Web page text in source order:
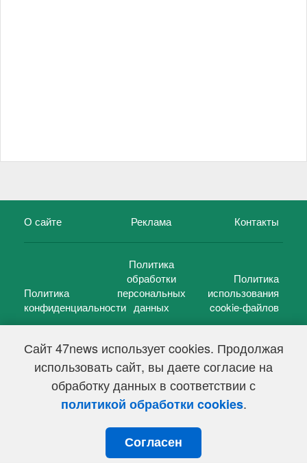
Сайт 47news использует cookies. Продолжая
использовать сайт, вы даете согласие на
обработку данных в соответствии с
политикой обработки cookies.
Согласен
О сайте Реклама Контакты
Политика
конфиденциальности
Политика
обработки
персональных
данных
Политика
использования
cookie-файлов
47 новостей (47 news)2005 — 2026 г.
Свидетельство о регистрации СМИ Эл № ФС 77-39848, выдано
Федеральной службой по надзору в сфере связи,
информационных технологий и массовых коммуникаций